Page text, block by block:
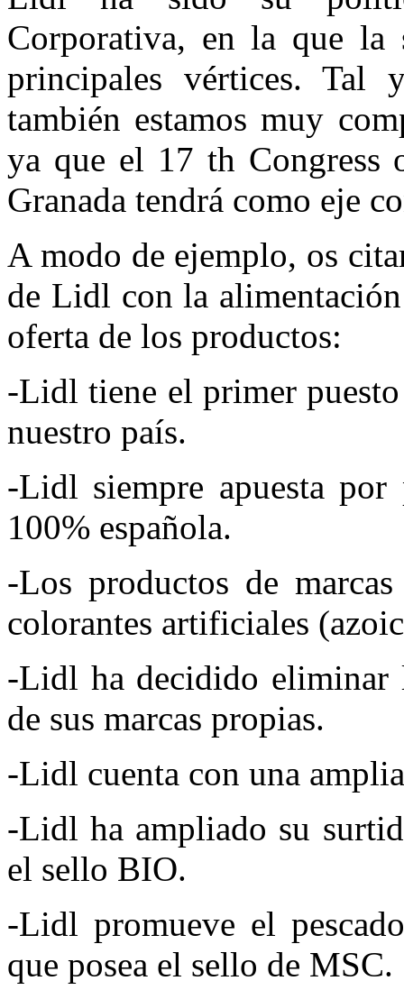
Corporativa, en la que la
principales vértices. Tal
también estamos muy
ya que el 17 th Congress
Granada tendrá como eje
A modo de ejemplo, os
de Lidl con la
oferta de los productos:
-Lidl tiene el primer
nuestro país.
-Lidl siempre apuesta por
100% española.
-Los productos de
colorantes artificiales
-Lidl ha decidido eliminar
de sus marcas propias.
-Lidl cuenta con una
-Lidl ha ampliado su
el sello BIO.
-Lidl promueve el
que posea el sello de MSC.